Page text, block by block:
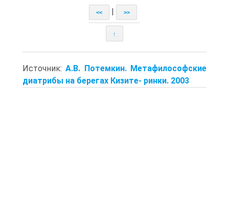
<< >>
↑
Источник:А.В. Потемкин. Метафилософские
диатрибы на берегах Кизите- ринки. 2003